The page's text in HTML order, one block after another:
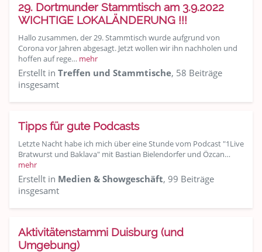
29. Dortmunder Stammtisch am 3.9.2022
WICHTIGE LOKALÄNDERUNG !!!
Hallo zusammen, der 29. Stammtisch wurde aufgrund von
Corona vor Jahren abgesagt. Jetzt wollen wir ihn nachholen und
hoffen auf rege… mehr
Erstellt in Treffen und Stammtische, 58 Beiträge
insgesamt
Tipps für gute Podcasts
Letzte Nacht habe ich mich über eine Stunde vom Podcast "1Live
Bratwurst und Baklava" mit Bastian Bielendorfer und Özcan…
mehr
Erstellt in Medien & Showgeschäft, 99 Beiträge
insgesamt
Aktivitätenstammi Duisburg (und
Umgebung)